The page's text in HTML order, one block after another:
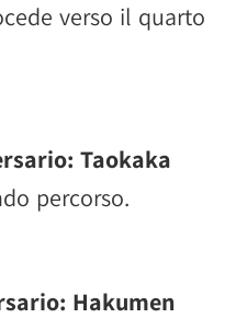
verso il quarto
Taokaka
percorso.
Hakumen